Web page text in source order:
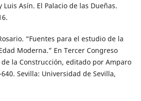
Luis Asín. El Palacio de las Dueñas.
“Fuentes para el estudio de la
Moderna.” En Tercer Congreso
la Construcción, editado por Amparo
Sevilla: Universidad de Sevilla,